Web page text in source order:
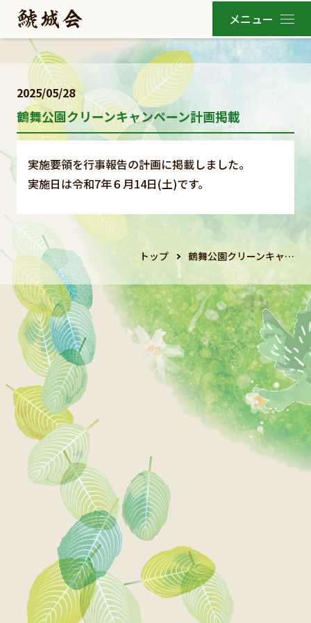
2025/05/28
鶴舞公園クリーンキャンペーン計画掲載
実施要領を行事報告の計画に掲載しました。
実施日は令和7年６月14日(土)です。
トップ 鶴舞公園クリーンキャ…